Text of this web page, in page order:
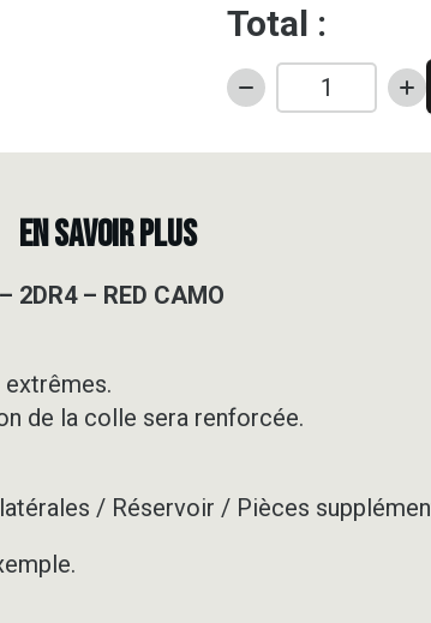
Total :
quantité
Kit
2DR4
CAMO
EN SAVOIR PLUS
2DR4 – RED CAMO
de la colle sera renforcée.
/ Réservoir / Pièces